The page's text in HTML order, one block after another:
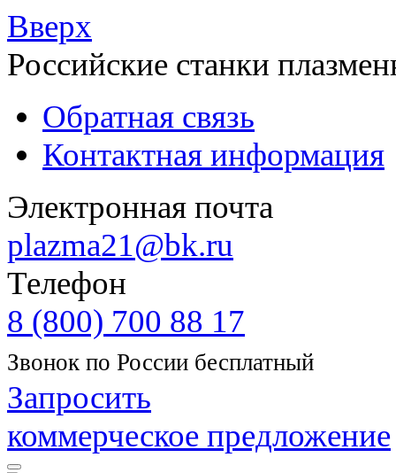
Вверх
Российские станки
Обратная связь
Контактная информация
Электронная почта
plazma21@bk.ru
Телефон
8 (800) 700 88 17
Звонок по России бесплатный
Запросить
коммерческое предложение